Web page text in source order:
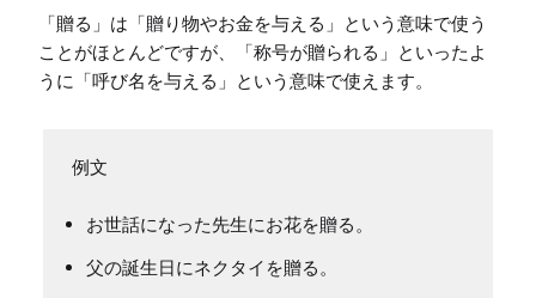
「贈る」は「贈り物やお金を与える」という意味で使う
ことがほとんどですが、「称号が贈られる」といったよ
うに「呼び名を与える」という意味で使えます。
お世話になった先生にお花を贈る。
父の誕生日にネクタイを贈る。